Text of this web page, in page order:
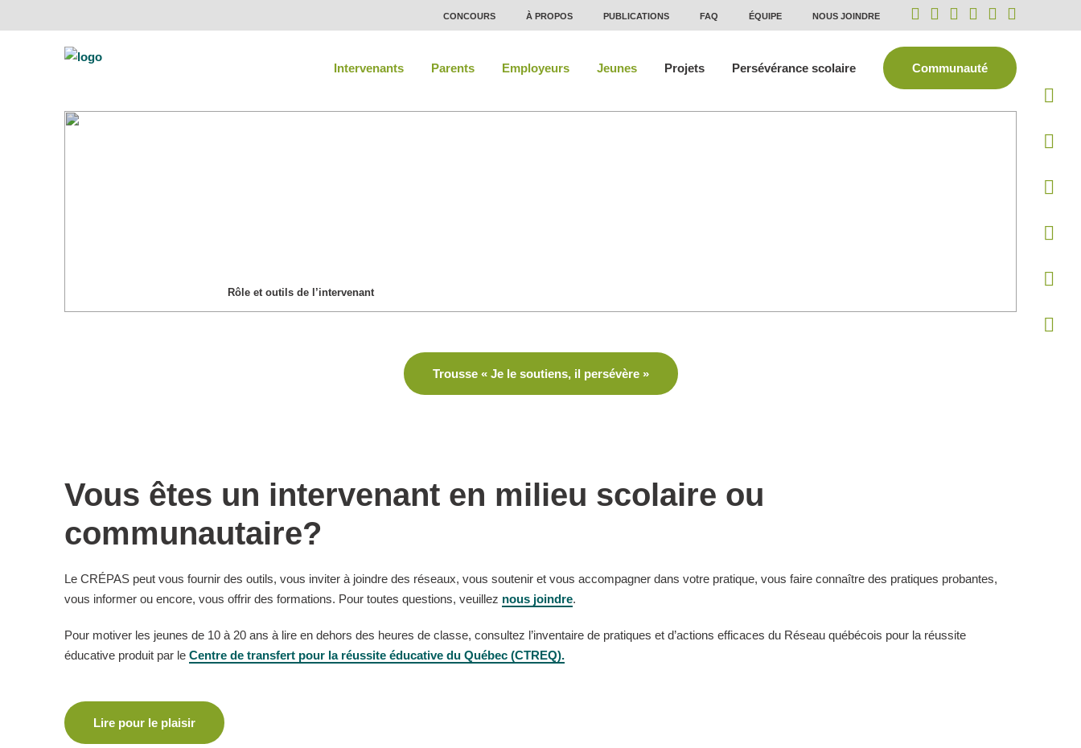
CONCOURS À PROPOS PUBLICATIONS FAQ ÉQUIPE NOUS JOINDRE
Intervenants Parents Employeurs Jeunes Projets Persévérance scolaire Communauté
Rôle et outils de l’intervenant
Trousse « Je le soutiens, il persévère »
Vous êtes un intervenant en milieu scolaire ou
communautaire?
Le CRÉPAS peut vous fournir des outils, vous inviter à joindre des réseaux, vous soutenir et vous accompagner dans votre pratique, vous faire connaître des pratiques probantes,
vous informer ou encore, vous offrir des formations. Pour toutes questions, veuillez nous joindre.
Pour motiver les jeunes de 10 à 20 ans à lire en dehors des heures de classe, consultez l’inventaire de pratiques et d’actions efficaces du Réseau québécois pour la réussite
éducative produit par le Centre de transfert pour la réussite éducative du Québec (CTREQ).
Lire pour le plaisir